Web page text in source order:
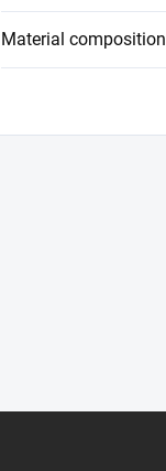
Material composition